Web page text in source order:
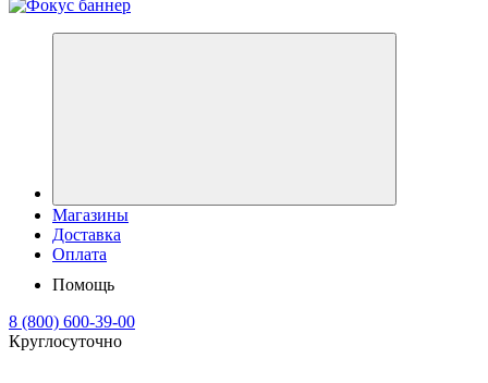
Магазины
Доставка
Оплата
Помощь
8 (800) 600-39-00
Круглосуточно